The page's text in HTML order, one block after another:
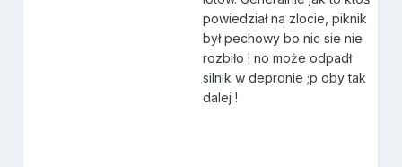
powiedział na zlocie, piknik
był pechowy bo nic sie nie
rozbiło ! no może odpadł
silnik w depronie ;p oby tak
dalej !